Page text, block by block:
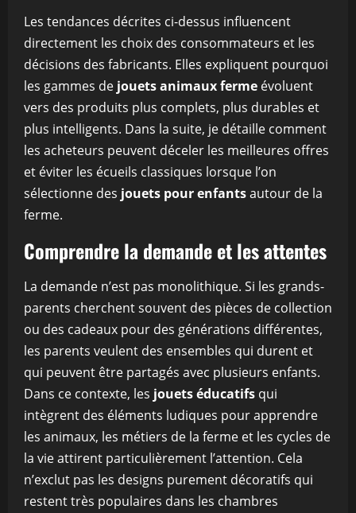
Les tendances décrites ci-dessus influencent
directement les choix des consommateurs et les
décisions des fabricants. Elles expliquent pourquoi
les gammes de jouets animaux ferme évoluent
vers des produits plus complets, plus durables et
plus intelligents. Dans la suite, je détaille comment
les acheteurs peuvent déceler les meilleures offres
et éviter les écueils classiques lorsque l’on
sélectionne des jouets pour enfantsautour de la
ferme.
Comprendre la demande et les attentes
La demande n’est pas monolithique. Si les grands-
parents cherchent souvent des pièces de collection
ou des cadeaux pour des générations différentes,
les parents veulent des ensembles qui durent et
qui peuvent être partagés avec plusieurs enfants.
Dans ce contexte, les jouets éducatifs qui
intègrent des éléments ludiques pour apprendre
les animaux, les métiers de la ferme et les cycles de
la vie attirent particulièrement l’attention. Cela
n’exclut pas les designs purement décoratifs qui
restent très populaires dans les chambres